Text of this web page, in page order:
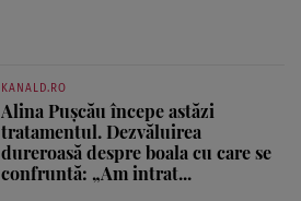
KANALD.RO
Alina Pușcău începe astăzi
tratamentul. Dezvăluirea
dureroasă despre boala cu care se
confruntă: „Am intrat...